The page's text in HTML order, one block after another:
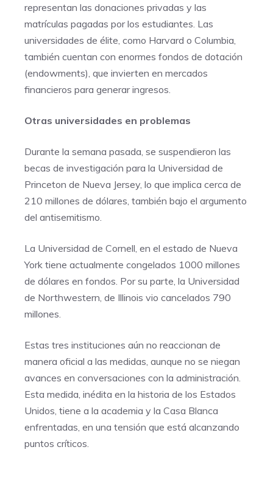
representan las donaciones privadas y las
matrículas pagadas por los estudiantes. Las
universidades de élite, como Harvard o Columbia,
también cuentan con enormes fondos de dotación
(endowments), que invierten en mercados
financieros para generar ingresos.
Otras universidades en problemas
Durante la semana pasada, se suspendieron las
becas de investigación para la Universidad de
Princeton de Nueva Jersey, lo que implica cerca de
210 millones de dólares, también bajo el argumento
del antisemitismo.
La Universidad de Cornell, en el estado de Nueva
York tiene actualmente congelados 1000 millones
de dólares en fondos. Por su parte, la Universidad
de Northwestern, de Illinois vio cancelados 790
millones.
Estas tres instituciones aún no reaccionan de
manera oficial a las medidas, aunque no se niegan
avances en conversaciones con la administración.
Esta medida, inédita en la historia de los Estados
Unidos, tiene a la academia y la Casa Blanca
enfrentadas, en una tensión que está alcanzando
puntos críticos.